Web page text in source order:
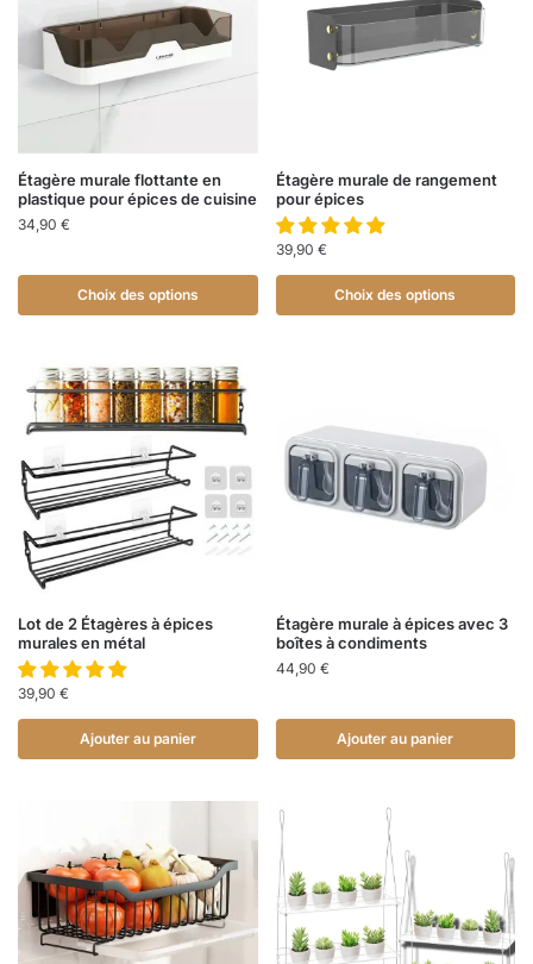
Étagère murale flottante en
plastique pour épices de cuisine
34,90 €
Choix des options
Étagère murale de rangement
pour épices
39,90 €
Choix des options
Lot de 2 Étagères à épices
murales en métal
39,90 €
Ajouter au panier
Étagère murale à épices avec 3
boîtes à condiments
44,90 €
Ajouter au panier